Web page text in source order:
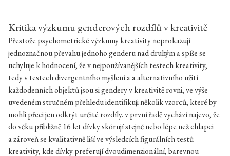
Kritika výzkumu genderových rozdílů v kreativitě
Přestože psychometrické výzkumy kreativity neprokazují
jednoznačnou převahu jednoho genderu nad druhým a spíše se
uchyluje k hodnocení, že v nejpoužívanějších testech kreativity,
tedy v testech divergentního myšlení a a alternativního užití
každodenních objektů jsou si gendery v kreativitě rovni, ve výše
uvedeném stručném přehledu identifikuji několik vzorců, které by
mohli přeci jen odkrýt určité rozdíly. v první řadě vychází najevo, že
do věku přibližně 16 let dívky skórují stejně nebo lépe než chlapci
a zároveň se kvalitativně liší ve výsledcích figurálních testů
kreativity, kde dívky preferují dvoudimenzionální, barevnou